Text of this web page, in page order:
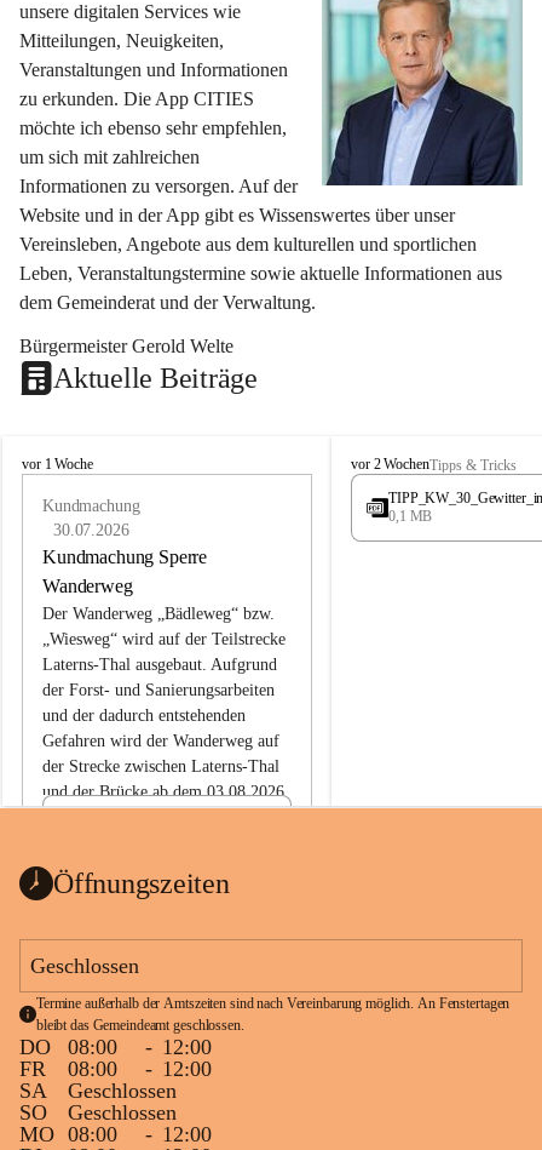
unsere digitalen Services wie
Mitteilungen, Neuigkeiten,
Veranstaltungen und Informationen
zu erkunden. Die App CITIES
möchte ich ebenso sehr empfehlen,
um sich mit zahlreichen
Informationen zu versorgen. Auf der
Website und in der App gibt es Wissenswertes über unser
Vereinsleben, Angebote aus dem kulturellen und sportlichen
Leben, Veranstaltungstermine sowie aktuelle Informationen aus
dem Gemeinderat und der Verwaltung.
Bürgermeister Gerold Welte
Aktuelle Beiträge
L
vor 1 Woche
Kundmachung
30.07.2026
Kundmachung Sperre
Wanderweg
Der Wanderweg „Bädleweg“ bzw.
„Wiesweg“ wird auf der Teilstrecke
Laterns-Thal ausgebaut. Aufgrund
der Forst- und Sanierungsarbeiten
und der dadurch entstehenden
Gefahren wird der Wanderweg auf
der Strecke zwischen Laterns-Thal
und der Brücke ab dem 03.08.2026
ht
1 Seite•0,1 MB
L
a
e
vor 2 WochenTipps & Tricks
0,1 MB
Öffnungszeiten
Geschlossen
Termine außerhalb der Amtszeiten sind nach Vereinbarung möglich. An Fenstertagen
bleibt das Gemeindeamt geschlossen.
DO 08:00 - 12:00
FR
08:00 - 12:00
SA
Geschlossen
SO
Geschlossen
MO 08:00 - 12:00